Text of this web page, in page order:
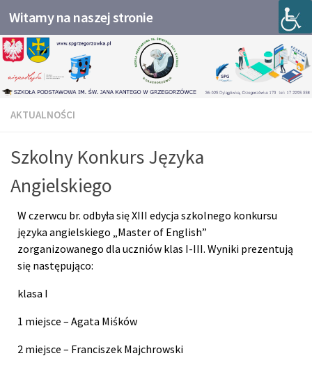
Przejdź do treści
Witamy na naszej stronie
AKTUALNOŚCI
Szkolny Konkurs Języka
Angielskiego
W czerwcu br. odbyła się XIII edycja szkolnego konkursu
języka angielskiego „Master of English”
zorganizowanego dla uczniów klas I-III. Wyniki prezentują
się następująco:
klasa I
1 miejsce – Agata Miśków
2 miejsce – Franciszek Majchrowski